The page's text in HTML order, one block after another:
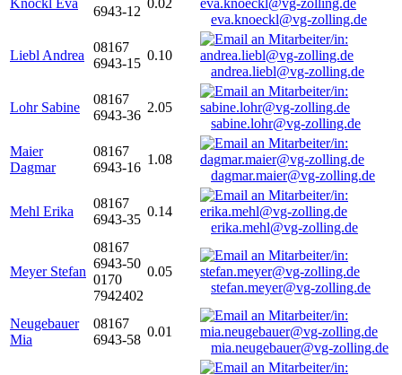
Knöckl Eva
6943-12
0.02
eva.knoeckl@vg-zolling.de
Liebl Andrea
08167
6943-15
0.10
andrea.liebl@vg-zolling.de
Lohr Sabine
08167
6943-36
2.05
sabine.lohr@vg-zolling.de
Maier
Dagmar
08167
6943-16
1.08
dagmar.maier@vg-zolling.de
Mehl Erika
08167
6943-35
0.14
erika.mehl@vg-zolling.de
Meyer Stefan
08167
6943-50
0170
7942402
0.05
stefan.meyer@vg-zolling.de
Neugebauer
Mia
08167
6943-58
0.01
mia.neugebauer@vg-zolling.de